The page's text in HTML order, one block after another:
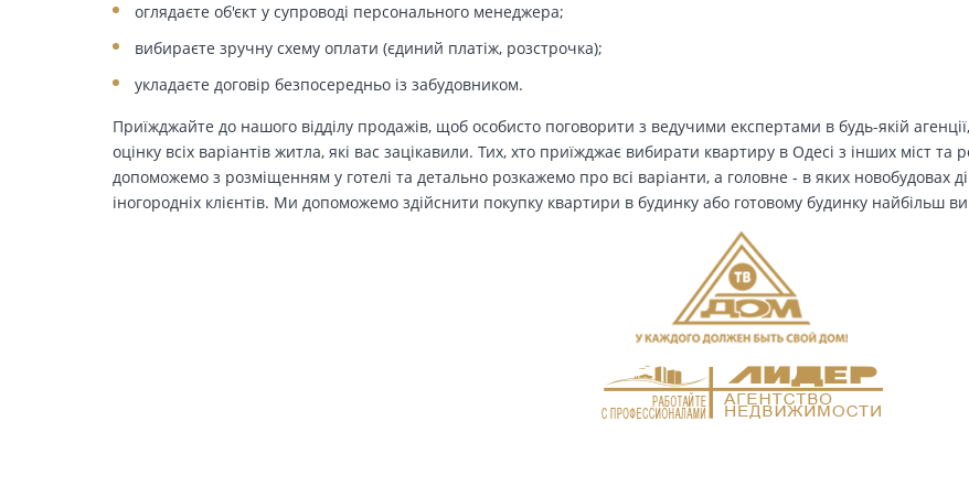
оглядаєте об'єкт у супроводі персонального менеджера;
вибираєте зручну схему оплати (єдиний платіж, розстрочка);
укладаєте договір безпосередньо із забудовником.
Приїжджайте до нашого відділу продажів, щоб особисто поговорити з ведучими експертами в будь-якій
оцінку всіх варіантів житла, які вас зацікавили. Тих, хто приїжджає вибирати квартиру в Одесі з інших міст та
допоможемо з розміщенням у готелі та детально розкажемо про всі варіанти, а головне - в яких новобудовах
іногородніх клієнтів. Ми допоможемо здійснити покупку квартири в будинку або готовому будинку найбільш